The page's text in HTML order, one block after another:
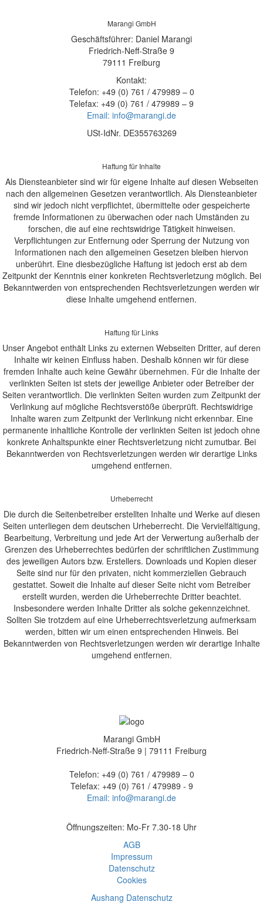
Marangi GmbH
Geschäftsführer: Daniel Marangi
Friedrich-Neff-Straße 9
79111 Freiburg
Kontakt:
Telefon: +49 (0) 761 / 479989 – 0
Telefax: +49 (0) 761 / 479989 – 9
Email: info@marangi.de
USt-IdNr. DE355763269
Haftung für Inhalte
Als Diensteanbieter sind wir für eigene Inhalte auf diesen Webseiten
nach den allgemeinen Gesetzen verantwortlich. Als Diensteanbieter
sind wir jedoch nicht verpflichtet, übermittelte oder gespeicherte
fremde Informationen zu überwachen oder nach Umständen zu
forschen, die auf eine rechtswidrige Tätigkeit hinweisen.
Verpflichtungen zur Entfernung oder Sperrung der Nutzung von
Informationen nach den allgemeinen Gesetzen bleiben hiervon
unberührt. Eine diesbezügliche Haftung ist jedoch erst ab dem
Zeitpunkt der Kenntnis einer konkreten Rechtsverletzung möglich. Bei
Bekanntwerden von entsprechenden Rechtsverletzungen werden wir
diese Inhalte umgehend entfernen.
Haftung für Links
Unser Angebot enthält Links zu externen Webseiten Dritter, auf deren
Inhalte wir keinen Einfluss haben. Deshalb können wir für diese
fremden Inhalte auch keine Gewähr übernehmen. Für die Inhalte der
verlinkten Seiten ist stets der jeweilige Anbieter oder Betreiber der
Seiten verantwortlich. Die verlinkten Seiten wurden zum Zeitpunkt der
Verlinkung auf mögliche Rechtsverstöße überprüft. Rechtswidrige
Inhalte waren zum Zeitpunkt der Verlinkung nicht erkennbar. Eine
permanente inhaltliche Kontrolle der verlinkten Seiten ist jedoch ohne
konkrete Anhaltspunkte einer Rechtsverletzung nicht zumutbar. Bei
Bekanntwerden von Rechtsverletzungen werden wir derartige Links
umgehend entfernen.
Urheberrecht
Die durch die Seitenbetreiber erstellten Inhalte und Werke auf diesen
Seiten unterliegen dem deutschen Urheberrecht. Die Vervielfältigung,
Bearbeitung, Verbreitung und jede Art der Verwertung außerhalb der
Grenzen des Urheberrechtes bedürfen der schriftlichen Zustimmung
des jeweiligen Autors bzw. Erstellers. Downloads und Kopien dieser
Seite sind nur für den privaten, nicht kommerziellen Gebrauch
gestattet. Soweit die Inhalte auf dieser Seite nicht vom Betreiber
erstellt wurden, werden die Urheberrechte Dritter beachtet.
Insbesondere werden Inhalte Dritter als solche gekennzeichnet.
Sollten Sie trotzdem auf eine Urheberrechtsverletzung aufmerksam
werden, bitten wir um einen entsprechenden Hinweis. Bei
Bekanntwerden von Rechtsverletzungen werden wir derartige Inhalte
umgehend entfernen.
Marangi GmbH
Friedrich-Neff-Straße 9 | 79111 Freiburg
Telefon: +49 (0) 761 / 479989 – 0
Telefax: +49 (0) 761 / 479989 - 9
Email: info@marangi.de
Öffnungszeiten: Mo-Fr 7.30-18 Uhr
AGB
Impressum
Datenschutz
Cookies
Aushang Datenschutz